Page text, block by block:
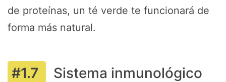
de proteínas, un té verde te funcionará de
forma más natural.
Sistema inmunológico